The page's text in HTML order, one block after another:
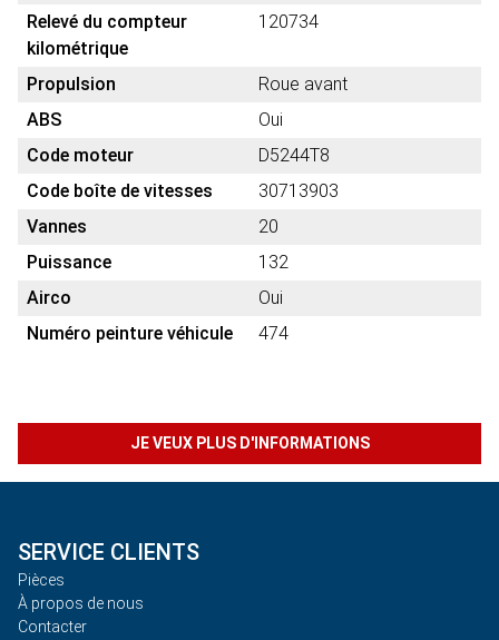
Relevé du compteur
kilométrique
120734
Propulsion
Roue avant
ABS
Oui
Code moteur
D5244T8
Code boîte de vitesses
30713903
Vannes
20
Puissance
132
Airco
Oui
Numéro peinture véhicule
474
JE VEUX PLUS D'INFORMATIONS
SERVICE CLIENTS
Pièces
À propos de nous
Contacter